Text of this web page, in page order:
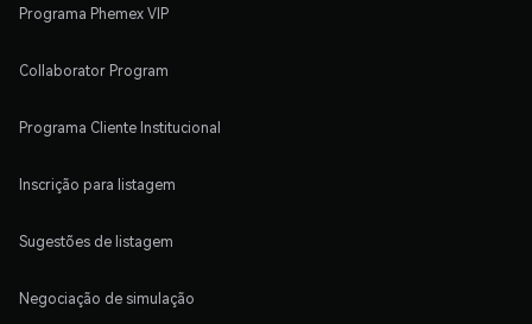
Programa Phemex VIP
Collaborator Program
Programa Cliente Institucional
Inscrição para listagem
Sugestões de listagem
Negociação de simulação